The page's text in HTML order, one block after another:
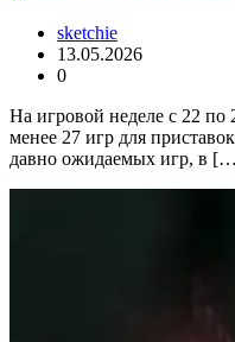
sketchie
13.05.2026
0
На игровой неделе с 22 по
менее 27 игр для
давно ожидаемых игр, в